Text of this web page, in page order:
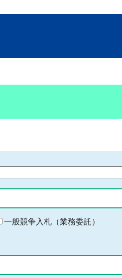
一般競争入札（業務委託）